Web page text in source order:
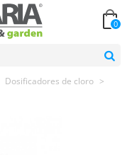
0
Dosificadores de cloro >